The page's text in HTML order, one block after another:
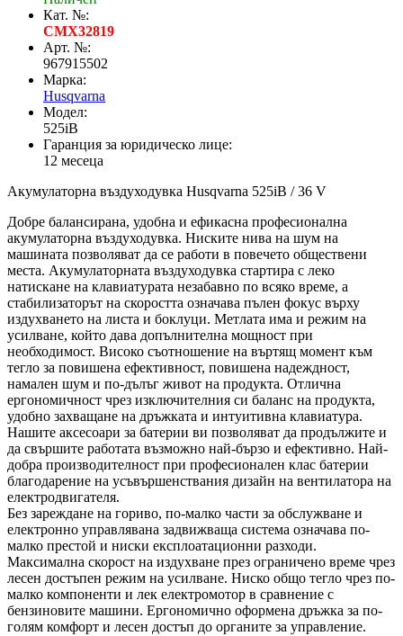
Кат. №:
CMX32819
Арт. №:
967915502
Марка:
Husqvarna
Модел:
525iB
Гаранция за юридическо лице:
12 месеца
Акумулаторна въздуходувка Husqvarna 525iB / 36 V
Добре балансирана, удобна и ефикасна професионална
акумулаторна въздуходувка. Ниските нива на шум на
машината позволяват да се работи в повечето обществени
места. Акумулаторната въздуходувка стартира с леко
натискане на клавиатурата незабавно по всяко време, а
стабилизаторът на скоростта означава пълен фокус върху
издухването на листа и боклуци. Метлата има и режим на
усилване, който дава допълнителна мощност при
необходимост. Високо съотношение на въртящ момент към
тегло за повишена ефективност, повишена надеждност,
намален шум и по-дълъг живот на продукта. Отлична
ергономичност чрез изключителния си баланс на продукта,
удобно захващане на дръжката и интуитивна клавиатура.
Нашите аксесоари за батерии ви позволяват да продължите и
да свършите работата възможно най-бързо и ефективно. Най-
добра производителност при професионален клас батерии
благодарение на усъвършенствания дизайн на вентилатора на
електродвигателя.
Без зареждане на гориво, по-малко части за обслужване и
електронно управлявана задвижваща система означава по-
малко престой и ниски експлоатационни разходи.
Максимална скорост на издухване през ограничено време чрез
лесен достъпен режим на усилване. Ниско общо тегло чрез по-
малко компоненти и лек електромотор в сравнение с
бензиновите машини. Ергономично оформена дръжка за по-
голям комфорт и лесен достъп до органите за управление.